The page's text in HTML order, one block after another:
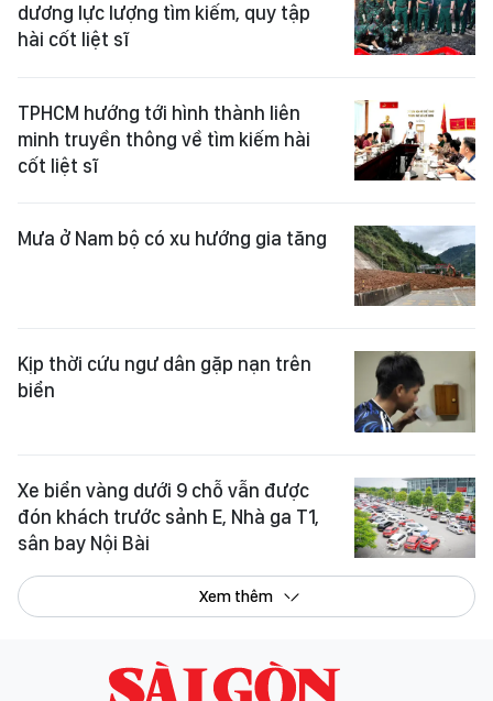
dương lực lượng tìm kiếm, quy tập
hài cốt liệt sĩ
TPHCM hướng tới hình thành liên
minh truyền thông về tìm kiếm hài
cốt liệt sĩ
Mưa ở Nam bộ có xu hướng gia tăng
Kịp thời cứu ngư dân gặp nạn trên
biển
Xe biển vàng dưới 9 chỗ vẫn được
đón khách trước sảnh E, Nhà ga T1,
sân bay Nội Bài
Xem thêm